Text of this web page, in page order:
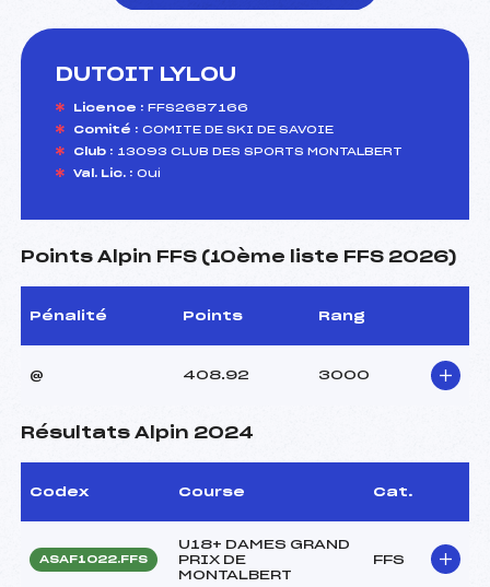
DUTOIT LYLOU
Licence : FFS2687166
Comité : COMITE DE SKI DE SAVOIE
Club : 13093 CLUB DES SPORTS MONTALBERT
Val. Lic. : Oui
Points Alpin FFS (10ème liste FFS 2026)
Pénalité Points Rang
@ 408.92 3000
Résultats Alpin 2024
Codex Course Cat.
ASAF1022.FFS
U18+ DAMES GRAND
PRIX DE
MONTALBERT
FFS